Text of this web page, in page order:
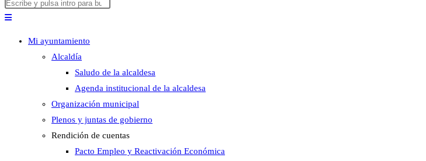
Buscar
en
panel
de
búsqueda.
Mi ayuntamiento
Alcaldía
Saludo de la alcaldesa
Agenda institucional de la alcaldesa
Organización municipal
Plenos y juntas de gobierno
Rendición de cuentas
Pacto Empleo y Reactivación Económica